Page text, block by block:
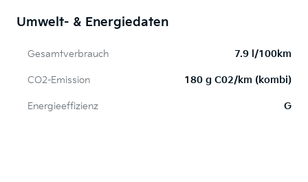
Umwelt- & Energiedaten
Gesamtverbrauch 7.9 l/100km
CO2-Emission 180 g C02/km (kombi)
Energieeffizienz G